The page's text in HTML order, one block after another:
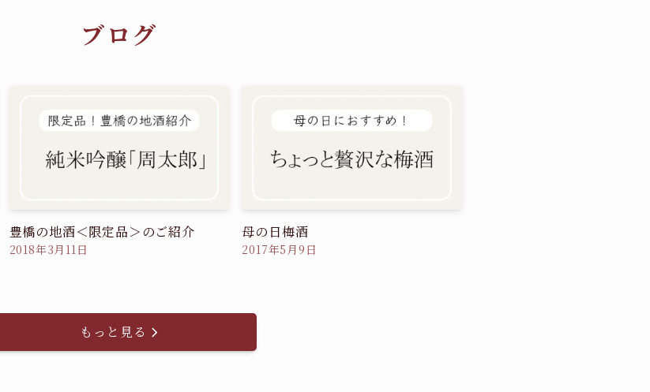
ブログ
豊橋の地酒＜限定品＞のご紹介
2018年3月11日
母の日梅酒
2017年5月9日
もっと見る